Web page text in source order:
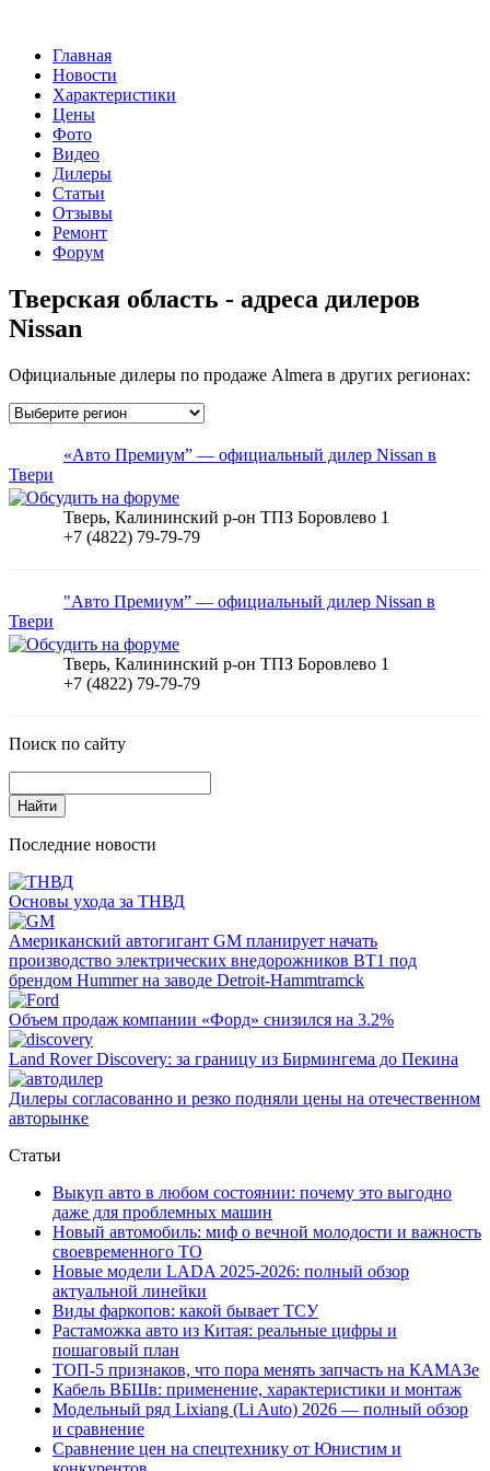
Главная
Новости
Характеристики
Цены
Фото
Видео
Дилеры
Статьи
Отзывы
Ремонт
Форум
Тверская область - адреса дилеров
Nissan
Официальные дилеры по продаже Almera в других регионах:
«Авто Премиум” — официальный дилер Nissan в
Твери
Тверь, Калининский р-он ТПЗ Боровлево 1
+7 (4822) 79-79-79
"Авто Премиум” — официальный дилер Nissan в
Твери
Тверь, Калининский р-он ТПЗ Боровлево 1
+7 (4822) 79-79-79
Поиск по сайту
Последние новости
Основы ухода за ТНВД
Американский автогигант GM планирует начать
производство электрических внедорожников BT1 под
брендом Hummer на заводе Detroit-Hammtramck
Объем продаж компании «Форд» снизился на 3.2%
Land Rover Dіscovery: за границу из Бирмингема до Пекина
Дилеры согласованно и резко подняли цены на отечественном
авторынке
Статьи
Выкуп авто в любом состоянии: почему это выгодно
даже для проблемных машин
Новый автомобиль: миф о вечной молодости и важность
своевременного ТО
Новые модели LADA 2025-2026: полный обзор
актуальной линейки
Виды фаркопов: какой бывает ТСУ
Растаможка авто из Китая: реальные цифры и
пошаговый план
ТОП-5 признаков, что пора менять запчасть на КАМАЗе
Кабель ВБШв: применение, характеристики и монтаж
Модельный ряд Lixiang (Li Auto) 2026 — полный обзор
и сравнение
Сравнение цен на спецтехнику от Юнистим и